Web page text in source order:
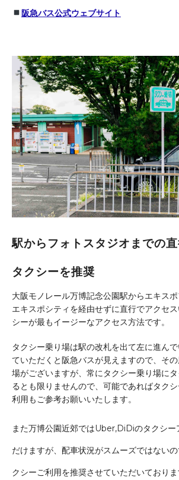
阪急バス公式ウェブサイト
駅からフォトスタジオまでの
タクシーを推奨
大阪モノレール万博記念公園駅からエキス
エキスポシティを経由せずに直行でアクセ
シーが最もイージーなアクセス方法です。
タクシー乗り場は駅の改札を出て左に進ん
ていただくと阪急バスが見えますので、そ
場がございますが、常にタクシー乗り場に
るとも限りませんので、可能であればタク
利用もご参考お願いいたします。
また万博公園近郊ではUber,DiDiのタクシー
だけますが、配車状況がスムーズではない
クシーご利用を推奨させていただいておりま